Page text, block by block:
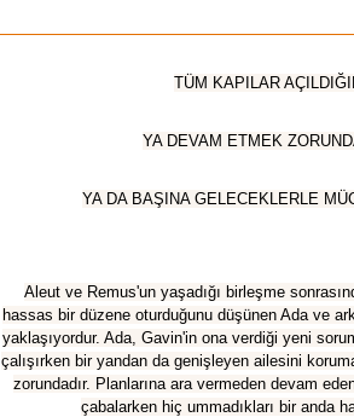
TÜM KAPILAR
YA DEVAM ETMEK
YA DA BAŞINA GELECEKLERLE
Aleut ve Remus'un yaşadığı birleşme
hassas bir düzene oturduğunu düşünen Ada ve
yaklaşıyordur. Ada, Gavin'in ona verdiği yeni
çalışırken bir yandan da genişleyen ailesini
zorundadır. Planlarına ara vermeden devam
çabalarken hiç ummadıkları bir anda